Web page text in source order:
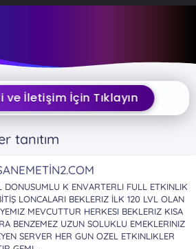
ve İletişim İçin Tıklayın
tanıtım
DONUSUMLU K ENVARTERLI FULL ETKINLIK
LONCALARI BEKLERIZ İLK 120 LVL OLAN
MEVCUTTUR HERKESI BEKLERIZ KISA
BENZEMEZ UZUN SOLUKLU EMEKLERINIZ
SERVER HER GUN OZEL ETKINLIKLER